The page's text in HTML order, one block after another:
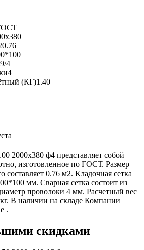
0.76
4
4
(КГ)1.40
2000х380 ф4 представляет собой
изготовленное по ГОСТ. Размер
составляет 0.76 м2. Кладочная сетка
мм. Сварная сетка состоит из
проволоки 4 мм. Расчетный вес
В наличии на складе Компании
.
скидками